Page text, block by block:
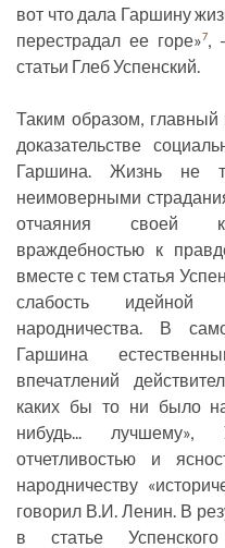
вот что дала Гаршину
перестрадал ее горе»7,
статьи Глеб Успенский.
Таким образом,
доказательстве
Гаршина. Жизнь не
неимоверными
отчаяния своей
враждебностью к
вместе с тем статья
слабость
народничества. В
Гаршина
впечатлений
каких бы то ни было
нибудь... лучшему»,
отчетливостью и
народничеству
говорил В.И. Ленин. В
в статье